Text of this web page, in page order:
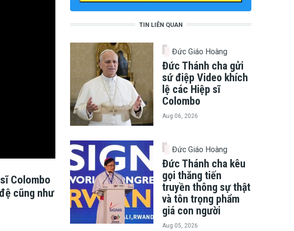
Colombo
cũng như
TIN LIÊN QUAN
Đức Giáo Hoàng
Đức Thánh cha gửi
sứ điệp Video khích
lệ các Hiệp sĩ
Colombo
Aug 06, 2026
Đức Giáo Hoàng
Đức Thánh cha kêu
gọi thăng tiến
truyền thông sự thật
và tôn trọng phẩm
giá con người
Aug 05, 2026